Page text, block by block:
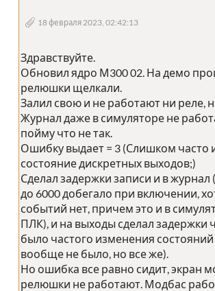
18 февраля 2023, 02:42:13
Здравствуйте.
Обновил ядро М300 02. На демо
релюшки щелкали.
Залил свою и не работают ни реле,
Журнал даже в симуляторе не
пойму что не так.
Ошибку выдает = 3 (Слишком часто
состояние дискретных выходов;)
Сделал задержки записи и в журнал
до 6000 добегало при включении,
событий нет, причем это и в
ПЛК), и на выходы сделал задержки
было частого изменения состояний
вообще не было, но все же).
Но ошибка все равно сидит, экран
релюшки не работают. Модбас